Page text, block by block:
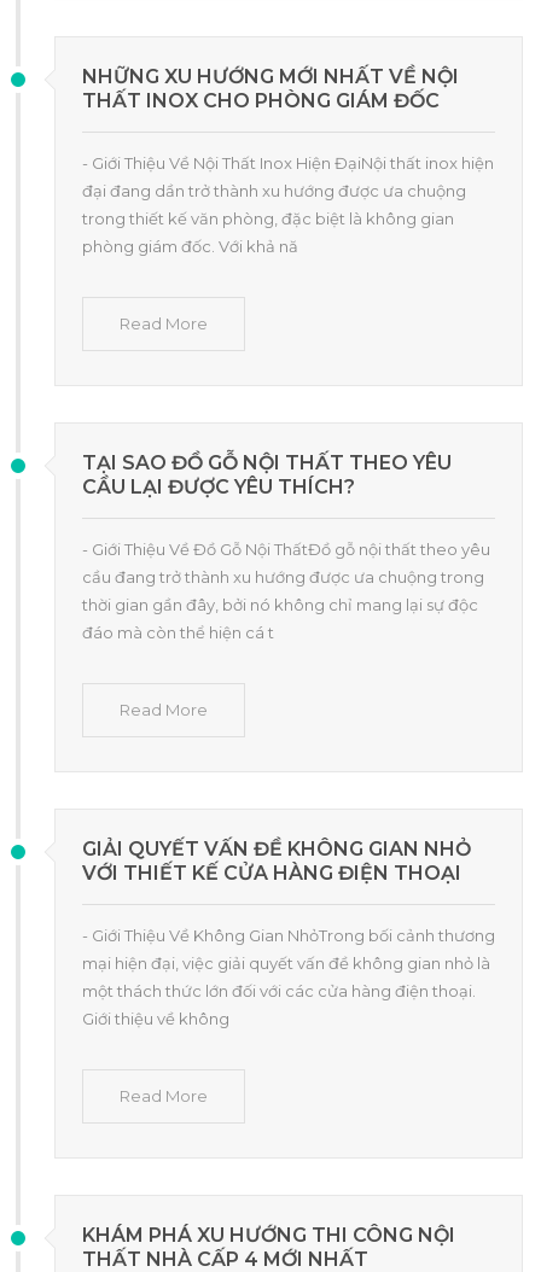
NHỮNG XU HƯỚNG MỚI NHẤT VỀ NỘI
THẤT INOX CHO PHÒNG GIÁM ĐỐC
- Giới Thiệu Về Nội Thất Inox Hiện ĐạiNội thất inox hiện
đại đang dần trở thành xu hướng được ưa chuộng
trong thiết kế văn phòng, đặc biệt là không gian
phòng giám đốc. Với khả nă
Read More
TẠI SAO ĐỒ GỖ NỘI THẤT THEO YÊU
CẦU LẠI ĐƯỢC YÊU THÍCH?
- Giới Thiệu Về Đồ Gỗ Nội ThấtĐồ gỗ nội thất theo yêu
cầu đang trở thành xu hướng được ưa chuộng trong
thời gian gần đây, bởi nó không chỉ mang lại sự độc
đáo mà còn thể hiện cá t
Read More
GIẢI QUYẾT VẤN ĐỀ KHÔNG GIAN NHỎ
VỚI THIẾT KẾ CỬA HÀNG ĐIỆN THOẠI
- Giới Thiệu Về Không Gian NhỏTrong bối cảnh thương
mại hiện đại, việc giải quyết vấn đề không gian nhỏ là
một thách thức lớn đối với các cửa hàng điện thoại.
Giới thiệu về không
Read More
KHÁM PHÁ XU HƯỚNG THI CÔNG NỘI
THẤT NHÀ CẤP 4 MỚI NHẤT